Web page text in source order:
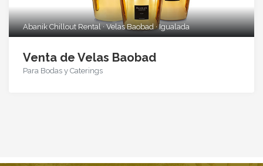
Abanik Chillout Rental · Velas Baobad · Igualada
Venta de Velas Baobad
Para Bodas y Caterings